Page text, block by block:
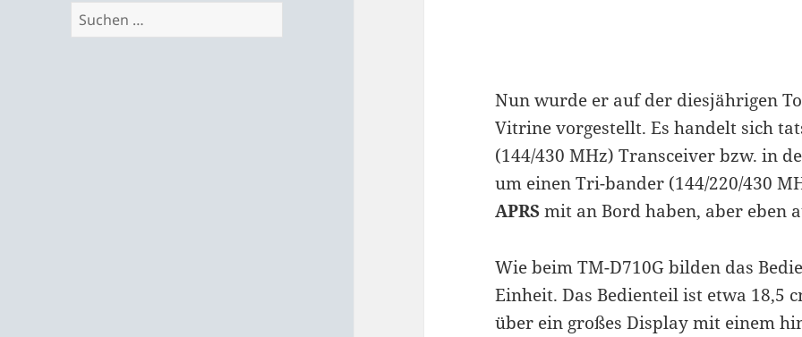
Suchen
nach:
Nun wurde er auf der diesjährigen
Vitrine vorgestellt. Es handelt sich
(144/430 MHz) Transceiver bzw. in
um einen Tri-bander (144/220/430
APRSmit an Bord haben, aber eben
Wie beim TM-D710G bilden das
Einheit. Das Bedienteil ist etwa 18,5
über ein großes Display mit einem